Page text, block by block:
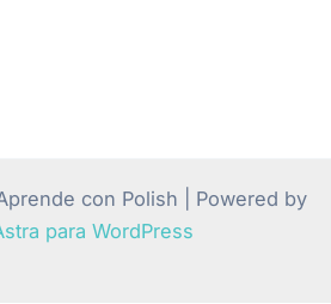
con Polish | Powered by
para WordPress